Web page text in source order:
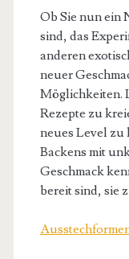
Ob Sie nun ein
sind, das
anderen
neuer
Möglichkeiten.
Rezepte zu
neues Level zu
Backens mit
Geschmack
bereit sind, sie